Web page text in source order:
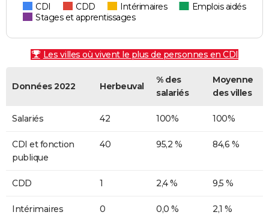
CDI CDD Intérimaires
Emplois aidés
Stages et apprentissages
Les villes où vivent le plus de personnes en CDI
Données 2022 Herbeuval
% des
salariés
Moyenne
des villes
Salariés 42 100% 100%
CDI et fonction
publique
40 95,2 % 84,6 %
CDD 1 2,4 % 9,5 %
Intérimaires 0 0,0 % 2,1 %